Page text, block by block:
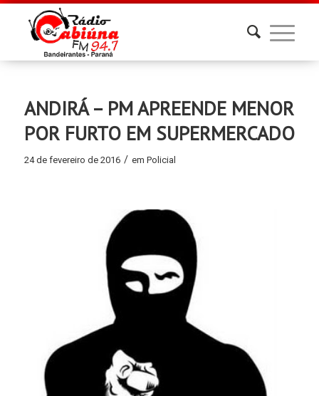
ANDIRÁ – PM APREENDE MENOR
POR FURTO EM SUPERMERCADO
24 de fevereiro de 2016 / em Policial